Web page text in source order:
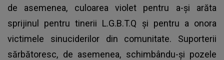
de asemenea, culoarea violet pentru a-și arăta
sprijinul pentru tinerii L.G.B.T.Q și pentru a onora
victimele sinuciderilor din comunitate. Suporterii
sărbătoresc, de asemenea, schimbându-și pozele